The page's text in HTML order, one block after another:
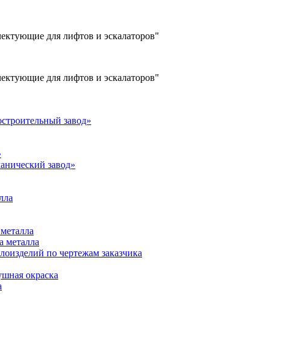
для лифтов и эскалаторов"
для лифтов и эскалаторов"
завод»
завод»
металла
по чертежам заказчика
окраска